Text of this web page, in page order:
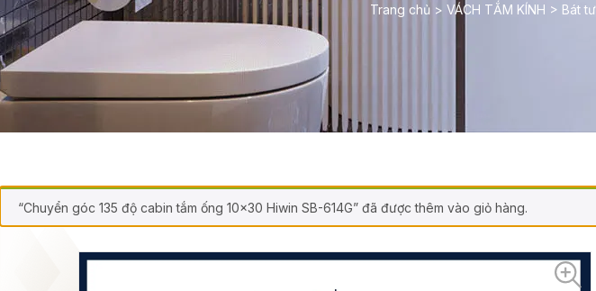
Trang chủ > VÁCH TẮM KÍNH > Bát
“Chuyển góc 135 độ cabin tắm ống 10×30 Hiwin SB-614G” đã được thêm vào giỏ hàng.